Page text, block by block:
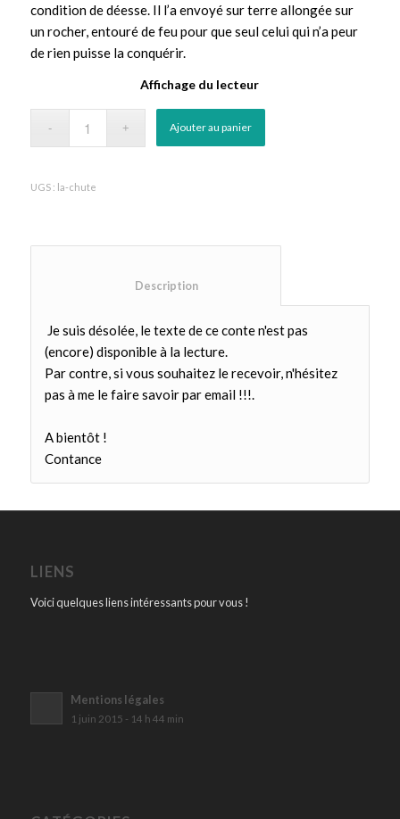
condition de déesse. Il l’a envoyé sur terre allongée sur
un rocher, entouré de feu pour que seul celui qui n’a peur
de rien puisse la conquérir.
Affichage du lecteur
Ajouter au panier
UGS : la-chute
						Description
Je suis désolée, le texte de ce conte n'est pas
(encore) disponible à la lecture.
Par contre, si vous souhaitez le recevoir, n'hésitez
pas à me le faire savoir par email !!!.
A bientôt !
Contance
LIENS
Voici quelques liens intéressants pour vous !
Mentions légales
1 juin 2015 - 14 h 44 min